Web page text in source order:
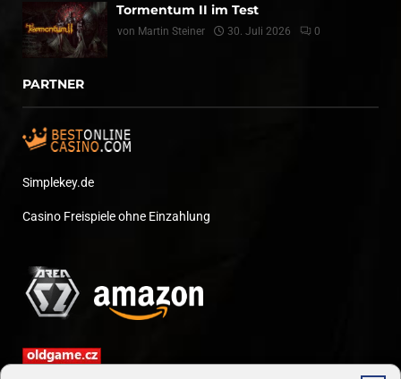
Tormentum II im Test
von Martin Steiner 30. Juli 2026 0
PARTNER
Simplekey.de
Casino Freispiele ohne Einzahlung